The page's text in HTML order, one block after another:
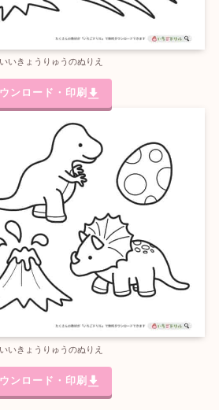
いきょうりゅうのぬりえ
ンロード・印刷
いきょうりゅうのぬりえ
ンロード・印刷